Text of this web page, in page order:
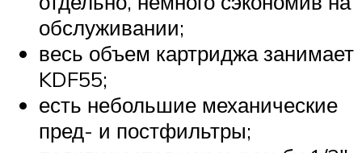
обслуживании;
весь объем картриджа занимает
KDF55;
есть небольшие механические
пред- и постфильтры;